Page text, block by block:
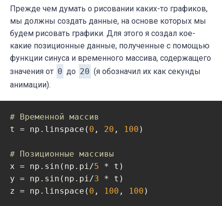
Прежде чем думать о рисовании каких-то графиков,
мы должны создать данные, на основе которых мы
будем рисовать графики. Для этого я создал кое-
какие позиционные данные, полученные с помощью
функции синуса и временного массива, содержащего
значения от 0 до 20 (я обозначил их как секунды
анимации).
# Временной массив
t = np.linspace( 0 , 20 , 100 )
# Позиционные массивы
x = np.sin(np.pi/5 * t)
y = np.sin(np.pi/3 * t)
z = np.linspace( 0 , 100 , 100 )